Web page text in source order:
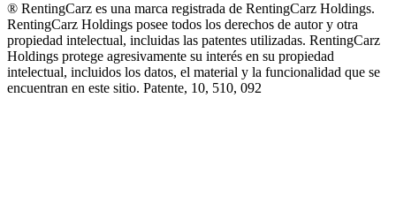
® RentingCarz es una marca registrada de RentingCarz Holdings.
RentingCarz Holdings posee todos los derechos de autor y otra
propiedad intelectual, incluidas las patentes utilizadas. RentingCarz
Holdings protege agresivamente su interés en su propiedad
intelectual, incluidos los datos, el material y la funcionalidad que se
encuentran en este sitio. Patente, 10, 510, 092